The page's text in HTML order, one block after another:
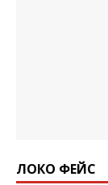
ЛОКО ФЕЙС